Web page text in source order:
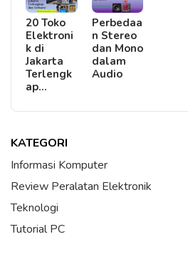
20 Toko
Elektroni
k di
Jakarta
Terlengk
ap…
Perbedaa
n Stereo
dan Mono
dalam
Audio
KATEGORI
Informasi Komputer
Review Peralatan Elektronik
Teknologi
Tutorial PC